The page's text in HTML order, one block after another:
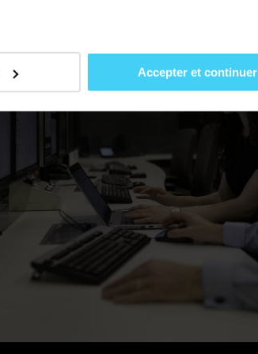
Accepter et continuer